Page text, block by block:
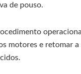
de pouso.
motores e retomar a